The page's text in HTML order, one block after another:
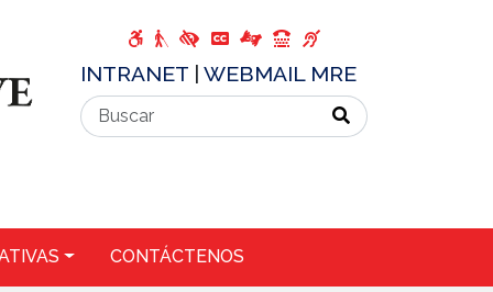
INTRANET WEBMAIL MRE
CONTÁCTENOS